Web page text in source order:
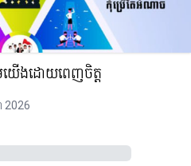
មយើងដោយពេញចិត្ត
2026